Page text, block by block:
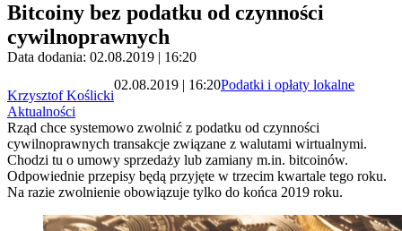
Bitcoiny bez podatku od czynności
cywilnoprawnych
Data dodania: 02.08.2019 | 16:20
Krzysztof Koślicki
02.08.2019 | 16:20Podatki i opłaty lokalne
Aktualności
Rząd chce systemowo zwolnić z podatku od czynności
cywilnoprawnych transakcje związane z walutami wirtualnymi.
Chodzi tu o umowy sprzedaży lub zamiany m.in. bitcoinów.
Odpowiednie przepisy będą przyjęte w trzecim kwartale tego roku.
Na razie zwolnienie obowiązuje tylko do końca 2019 roku.